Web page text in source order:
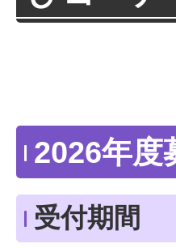
2026年度
受付期間